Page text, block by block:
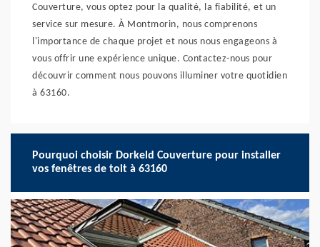
Couverture, vous optez pour la qualité, la fiabilité, et un
service sur mesure. À Montmorin, nous comprenons
l'importance de chaque projet et nous nous engageons à
vous offrir une expérience unique. Contactez-nous pour
découvrir comment nous pouvons illuminer votre quotidien
à 63160.
Pourquoi choisir Dorkeld Couverture pour installer
vos fenêtres de toit à 63160